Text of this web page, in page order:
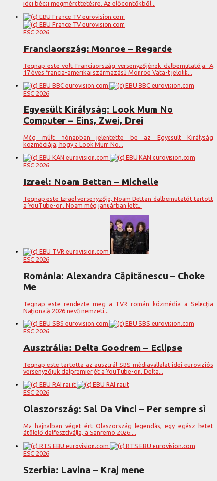
idei bécsi megmérettetésre. Az elődöntőkből...
ESC 2026
Franciaország: Monroe – Regarde
Tegnap este volt Franciaország versenyzőjének dalbemutatója. A
17 éves francia-amerikai származású Monroe Vata-t jelölik...
ESC 2026
Egyesült Királyság: Look Mum No
Computer – Eins, Zwei, Drei
Még múlt hónapban jelentette be az Egyesült Királyság
közmédiája, hogy a Look Mum No...
ESC 2026
Izrael: Noam Bettan – Michelle
Tegnap este Izrael versenyzője, Noam Bettan dalbemutatót tartott
a YouTube-on. Noam még januárban lett...
ESC 2026
Románia: Alexandra Căpitănescu – Choke
Me
Tegnap este rendezte meg a TVR román közmédia a Selecția
Națională 2026 nevű nemzeti...
ESC 2026
Ausztrália: Delta Goodrem – Eclipse
Tegnap este tartotta az ausztrál SBS médiavállalat idei eurovíziós
versenyzőjük dalpremierjét a YouTube-on. Delta...
ESC 2026
Olaszország: Sal Da Vinci – Per sempre sì
Ma hajnalban véget ért Olaszország legendás, egy egész hetet
átölelő dalfesztiválja, a Sanremo 2026....
ESC 2026
Szerbia: Lavina – Kraj mene